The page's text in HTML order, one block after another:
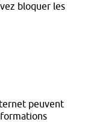
bloquer les
peuvent